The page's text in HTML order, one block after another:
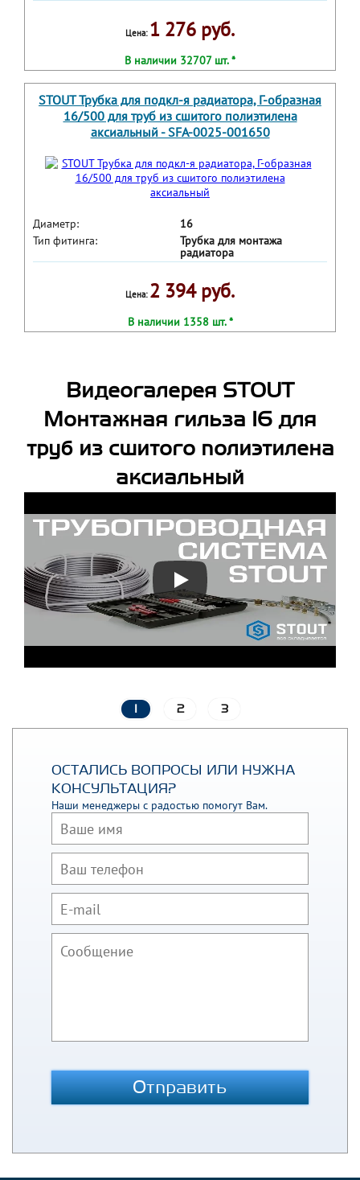
Цена: 1 276 руб.
В наличии 32707 шт. *
STOUT Трубка для подкл-я радиатора, Г-образная
16/500 для труб из сшитого полиэтилена
аксиальный - SFA-0025-001650
Диаметр:
16
Тип фитинга:
Трубка для монтажа
радиатора
Цена: 2 394 руб.
В наличии 1358 шт. *
Видеогалерея STOUT
Монтажная гильза 16 для
труб из сшитого полиэтилена
аксиальный
2 3
ОСТАЛИСЬ ВОПРОСЫ ИЛИ НУЖНА
КОНСУЛЬТАЦИЯ?
Наши менеджеры с радостью помогут Вам.
Отправить